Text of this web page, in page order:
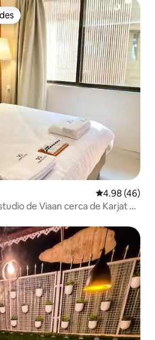
preferido
Calificación
4.98 (46)
de Viaan cerca de Karjat y